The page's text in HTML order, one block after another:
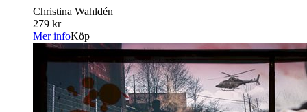
Christina Wahldén
279 kr
Mer infoKöp